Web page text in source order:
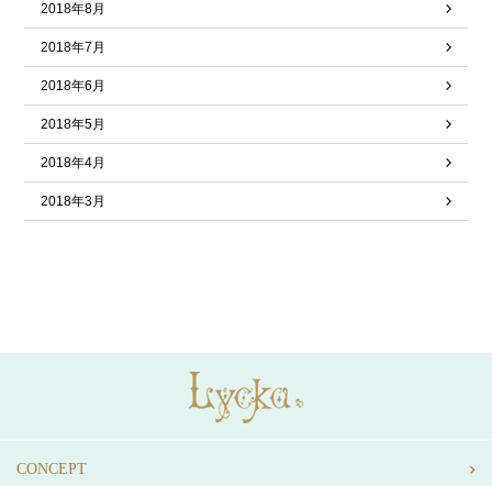
2018年8月
2018年7月
2018年6月
2018年5月
2018年4月
2018年3月
CONCEPT